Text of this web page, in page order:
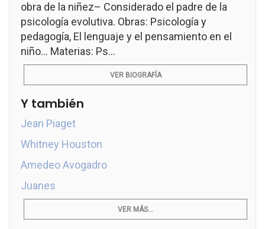
obra de la niñez– Considerado el padre de la
psicología evolutiva. Obras: Psicología y
pedagogía, El lenguaje y el pensamiento en el
niño... Materias: Ps...
VER BIOGRAFÍA
Y también
Jean Piaget
Whitney Houston
Amedeo Avogadro
Juanes
VER MÁS...